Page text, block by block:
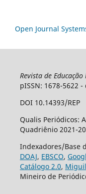
Open Journal
Revista de
pISSN: 1678-5622 -
DOI 10.14393/REP
Qualis Periódicos:
Quadriênio 2021-
Indexadores/Base
DOAJ, EBSCO,
Catálogo 2.0,
Mineiro de